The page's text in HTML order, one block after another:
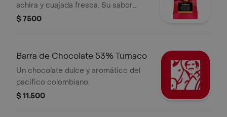
achira y cuajada fresca. Su sabor
crocante y salado hace que se
$ 7500
Barra de Chocolate 53% Tumaco
Un chocolate dulce y aromático del
pacifico colombiano.
$ 11.500